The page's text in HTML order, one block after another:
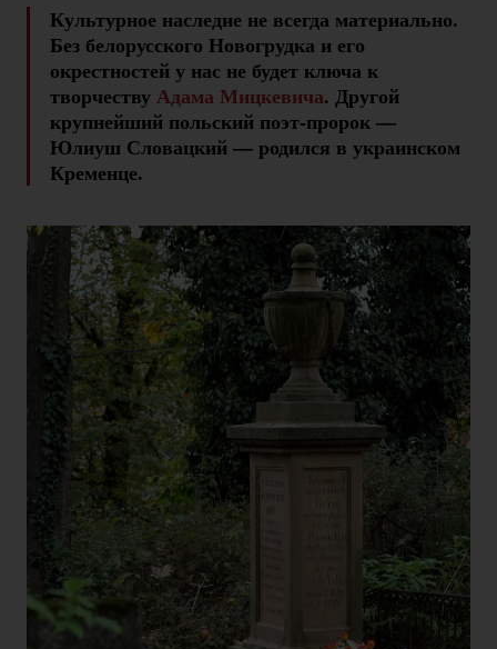
Культурное наследие не всегда материально.
Без белорусского Новогрудка и его
окрестностей у нас не будет ключа к
творчествуАдама Мицкевича. Другой
крупнейший польский поэт-пророк—
Юлиуш Словацкий — родился в украинском
Кременце.